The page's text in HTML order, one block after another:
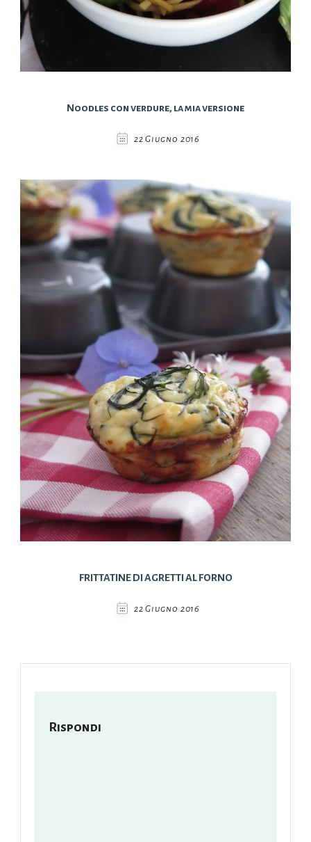
Noodles con verdure, la mia versione
22 Giugno 2016
FRITTATINE DI AGRETTI AL FORNO
22 Giugno 2016
Rispondi